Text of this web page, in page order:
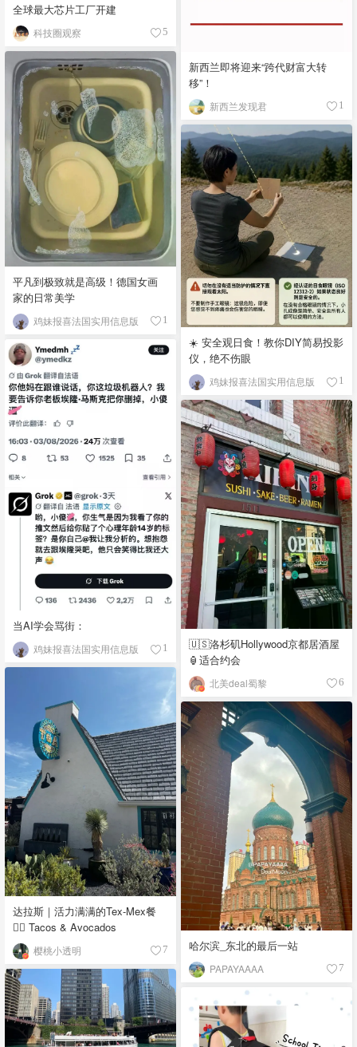
全球最大芯片工厂开建
科技圈观察 5
新西兰即将迎来“跨代财富大转
移”！
新西兰发现君 1
平凡到极致就是高级！德国女画
家的日常美学
鸡妹报喜法国实用信息版 1
☀️ 安全观日食！教你DIY简易投影
仪，绝不伤眼
鸡妹报喜法国实用信息版 1
当AI学会骂街：
鸡妹报喜法国实用信息版 1
🇺🇸洛杉矶Hollywood京都居酒屋
🏮适合约会
北美deal蜀黎 6
达拉斯｜活力满满的Tex-Mex餐
👉🏼 Tacos & Avocados
樱桃小透明 7 哈尔滨_东北的最后一站
PAPAYAAAA 7